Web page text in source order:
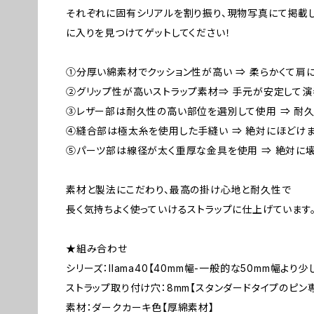
それぞれに固有シリアルを割り振り、現物写真にて掲載
に入りを見つけてゲットしてください！
①分厚い綿素材でクッション性が高い ⇒ 柔らかくて肩
②グリップ性が高いストラップ素材⇒ 手元が安定して
③レザー部は耐久性の高い部位を選別して使用 ⇒ 耐
④縫合部は極太糸を使用した手縫い ⇒ 絶対にほどけ
⑤パーツ部は線径が太く重厚な金具を使用 ⇒ 絶対に
素材と製法にこだわり、最高の掛け心地と耐久性で
長く気持ちよく使っていけるストラップに仕上げています
★組み合わせ
シリーズ：llama40【40mm幅-一般的な50mm幅より少
ストラップ取り付け穴：8mm【スタンダードタイプのピン
素材：ダークカーキ色【厚綿素材】